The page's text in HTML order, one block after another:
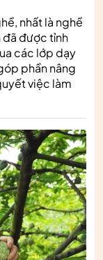
nhất là nghề
được tỉnh
các lớp dạy
phần nâng
việc làm